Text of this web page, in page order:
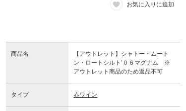
お気に入りに追加
商品名
【アウトレット】シャトー・ムート
ン・ロートシルト’０６マグナム ※
アウトレット商品のため返品不可
タイプ 赤ワイン